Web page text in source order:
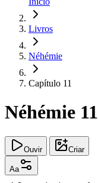
Livros
Néhémie
Capítulo 11
Néhémie 11
Ouvir Criar
Aa